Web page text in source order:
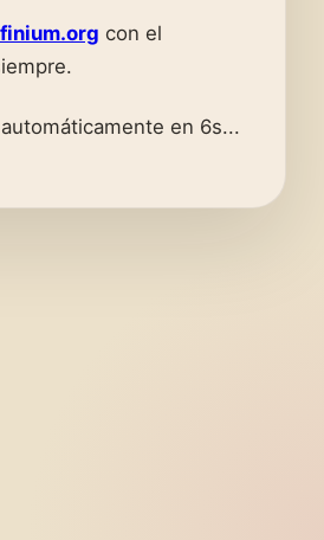
con el
en 6s...